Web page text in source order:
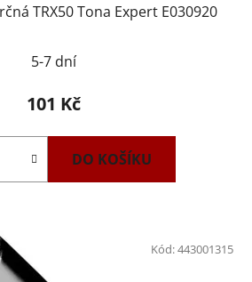
TRX50 Tona Expert E030920
5-7 dní
101 Kč
DO KOŠÍKU
Kód:443001315